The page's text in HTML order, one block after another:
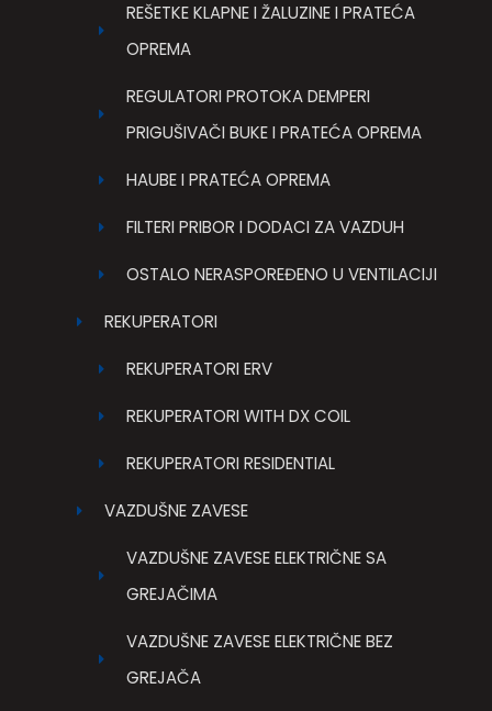
REŠETKE KLAPNE I ŽALUZINE I PRATEĆA
OPREMA
REGULATORI PROTOKA DEMPERI
PRIGUŠIVAČI BUKE I PRATEĆA OPREMA
HAUBE I PRATEĆA OPREMA
FILTERI PRIBOR I DODACI ZA VAZDUH
OSTALO NERASPOREĐENO U VENTILACIJI
REKUPERATORI
REKUPERATORI ERV
REKUPERATORI WITH DX COIL
REKUPERATORI RESIDENTIAL
VAZDUŠNE ZAVESE
VAZDUŠNE ZAVESE ELEKTRIČNE SA
GREJAČIMA
VAZDUŠNE ZAVESE ELEKTRIČNE BEZ
GREJAČA